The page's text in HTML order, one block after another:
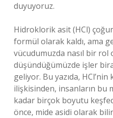
duyuyoruz.
Hidroklorik asit (HCl)
formül olarak kaldı, ama
vücudumuzda nasıl bir rol
düşündüğümüzde işler
geliyor. Bu yazıda, HCl’nin
ilişkisinden, insanların bu
kadar birçok boyutu
önce, mide asidi olarak